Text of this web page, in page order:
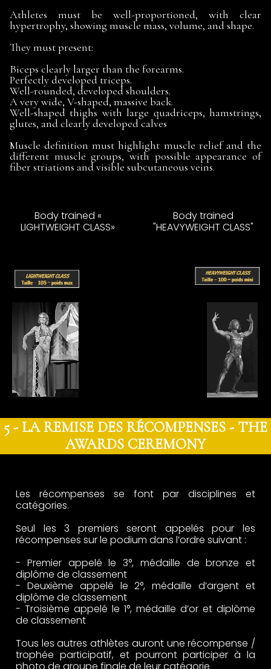
Athletes must be well-proportioned, with clear
hypertrophy, showing muscle mass, volume, and shape.
They must present:
Biceps clearly larger than the forearms.
Perfectly developed triceps.
Well-rounded, developed shoulders.
A very wide, V-shaped, massive back.
Well-shaped thighs with large quadriceps, hamstrings,
glutes, and clearly developed calves
Muscle definition must highlight muscle relief and the
different muscle groups, with possible appearance of
fiber striations and visible subcutaneous veins.
Body trained «
LIGHTWEIGHT CLASS»
Body trained
"HEAVYWEIGHT CLASS"
5 - LA REMISE DES RÉCOMPENSES - THE
AWARDS CEREMONY
Les récompenses se font par disciplines et
catégories.
Seul les 3 premiers seront appelés pour les
récompenses sur le podium dans l’ordre suivant :
- Premier appelé le 3°, médaille de bronze et
diplôme de classement
- Deuxième appelé le 2°, médaille d’argent et
diplôme de classement
- Troisième appelé le 1°, médaille d’or et diplôme
de classement
Tous les autres athlètes auront une récompense /
trophée participatif, et pourront participer à la